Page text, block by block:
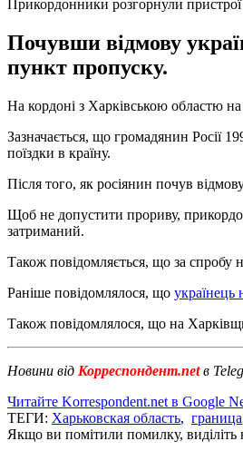
Прикордонники розгорнули
Почувши відмову
пункт пропуску.
На кордоні з Харківською областю
Зазначається, що громадянин Росії
поїздки в країну.
Після того, як росіянин почув
Щоб не допустити прориву,
затриманий.
Також повідомляється, що за спробу
Раніше повідомлялося, що українець
Також повідомлялося, що на
Новини від Корреспондент.netв
Читайте Korrespondent.net в Google
ТЕГИ: Харьковская область, граница
Якщо ви помітили помилку, виділіть